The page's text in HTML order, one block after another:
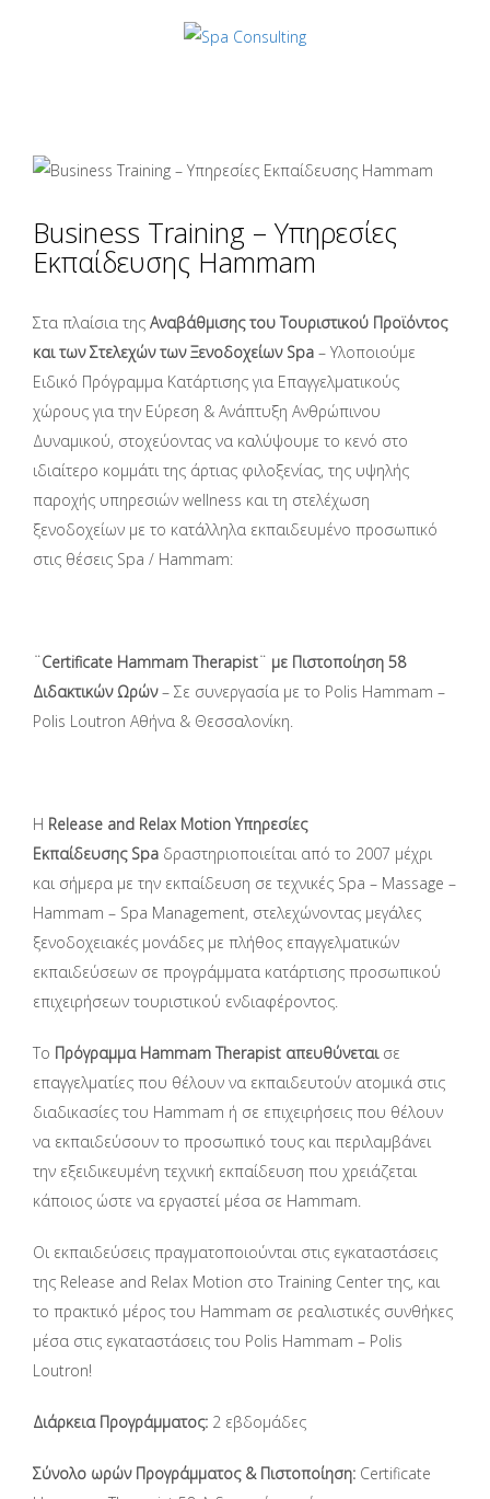
Business Training – Υπηρεσίες
Εκπαίδευσης Hammam
Στα πλαίσια της Αναβάθμισης του Τουριστικού Προϊόντος
και των Στελεχών των Ξενοδοχείων Spa – Υλοποιούμε
Ειδικό Πρόγραμμα Κατάρτισης για Επαγγελματικούς
χώρους για την Εύρεση & Ανάπτυξη Ανθρώπινου
Δυναμικού, στοχεύοντας να καλύψουμε το κενό στο
ιδιαίτερο κομμάτι της άρτιας φιλοξενίας, της υψηλής
παροχής υπηρεσιών wellness και τη στελέχωση
ξενοδοχείων με το κατάλληλα εκπαιδευμένο προσωπικό
στις θέσεις Spa / Hammam:
¨Certificate Hammam Therapist¨ με Πιστοποίηση 58
Διδακτικών Ωρών– Σε συνεργασία με το Polis Hammam –
Polis Loutron Αθήνα & Θεσσαλονίκη.
Η Release and Relax Motion Υπηρεσίες
Εκπαίδευσης Spa δραστηριοποιείται από το 2007 μέχρι
και σήμερα με την εκπαίδευση σε τεχνικές Spa – Massage –
Hammam – Spa Management, στελεχώνοντας μεγάλες
ξενοδοχειακές μονάδες με πλήθος επαγγελματικών
εκπαιδεύσεων σε προγράμματα κατάρτισης προσωπικού
επιχειρήσεων τουριστικού ενδιαφέροντος.
Το Πρόγραμμα Hammam Therapist απευθύνεται σε
επαγγελματίες που θέλουν να εκπαιδευτούν ατομικά στις
διαδικασίες του Hammam ή σε επιχειρήσεις που θέλουν
να εκπαιδεύσουν το προσωπικό τους και περιλαμβάνει
την εξειδικευμένη τεχνική εκπαίδευση που χρειάζεται
κάποιος ώστε να εργαστεί μέσα σε Hammam.
Οι εκπαιδεύσεις πραγματοποιούνται στις εγκαταστάσεις
της Release and Relax Motion στο Training Center της, και
το πρακτικό μέρος του Hammam σε ρεαλιστικές συνθήκες
μέσα στις εγκαταστάσεις του Polis Hammam – Polis
Loutron!
Διάρκεια Προγράμματος: 2 εβδομάδες
Σύνολο ωρών Προγράμματος & Πιστοποίηση: Certificate